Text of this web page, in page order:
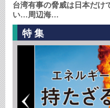
台湾有事の脅威は日本だけ
い…周辺海…
特集